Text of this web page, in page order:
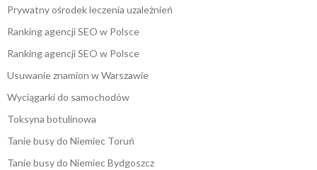
Prywatny ośrodek leczenia uzależnień
Ranking agencji SEO w Polsce
Ranking agencji SEO w Polsce
Usuwanie znamion w Warszawie
Wyciągarki do samochodów
Toksyna botulinowa
Tanie busy do Niemiec Toruń
Tanie busy do Niemiec Bydgoszcz